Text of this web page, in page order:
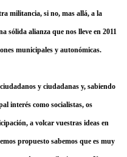
militancia, si no, mas allá, a la
sólida alianza que nos lleve en 2011
municipales y autonómicas.
y ciudadanas y, sabiendo
interés como socialistas, os
a volcar vuestras ideas en
propuesto sabemos que es muy